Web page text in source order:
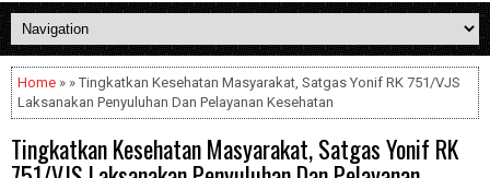
Home » » Tingkatkan Kesehatan Masyarakat, Satgas Yonif RK 751/VJS
Laksanakan Penyuluhan Dan Pelayanan Kesehatan
Tingkatkan Kesehatan Masyarakat, Satgas Yonif RK